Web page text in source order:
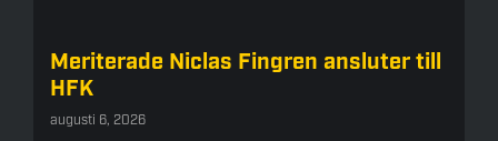
Meriterade Niclas Fingren ansluter till
HFK
augusti 6, 2026